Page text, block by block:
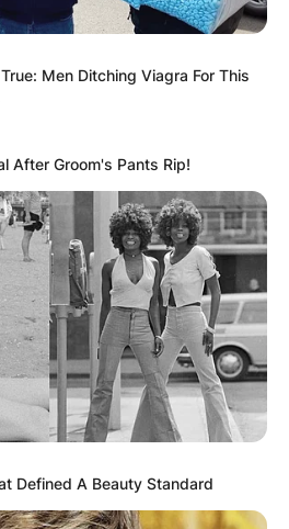
на
се наоѓа
на изгаснат вулкан, на
Осогово, се наоѓа еден
во Македнија и на
Men Ditching Viagra For This
After Groom's Pants Rip!
Defined A Beauty Standard